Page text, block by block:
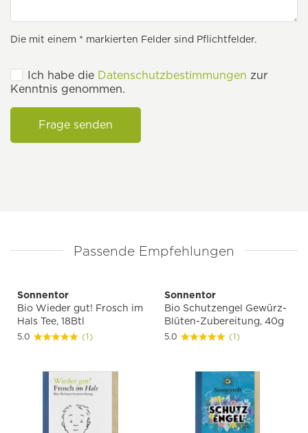
Die mit einem * markierten Felder sind Pflichtfelder.
Ich habe die Datenschutzbestimmungen zur
Kenntnis genommen.
Frage senden
Passende Empfehlungen
Sonnentor
Bio Wieder gut! Frosch im
Hals Tee, 18Btl
5.0 (1)
Sonnentor
Bio Schutzengel Gewürz-
Blüten-Zubereitung, 40g
5.0 (1)